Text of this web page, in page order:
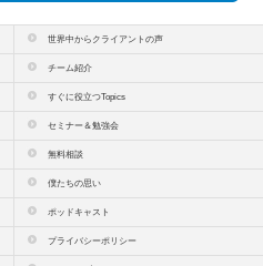
世界中からクライアントの声
チーム紹介
すぐに役立つTopics
セミナー＆勉強会
無料相談
僕たちの思い
ポッドキャスト
プライバシーポリシー